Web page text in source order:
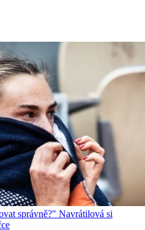
správně?" Navrátilová si